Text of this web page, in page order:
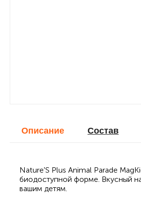
Описание Cостав
Nature'S Plus Animal Parade
биодоступной форме. Вкусный
вашим детям.